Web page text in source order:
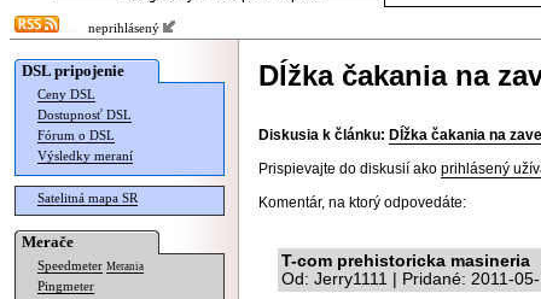
neprihlásený
DSL pripojenie
Ceny DSL
Dostupnosť DSL
Fórum o DSL
Výsledky meraní
Satelitná mapa SR
Merače
Speedmeter Merania
Pingmeter
Dĺžka čakania na
Diskusia k článku: Dĺžka čakania na
Prispievajte do diskusií ako prihlásený
Komentár, na ktorý odpovedáte:
T-com prehistoricka masineria
Od: Jerry1111 | Pridané: 2011-